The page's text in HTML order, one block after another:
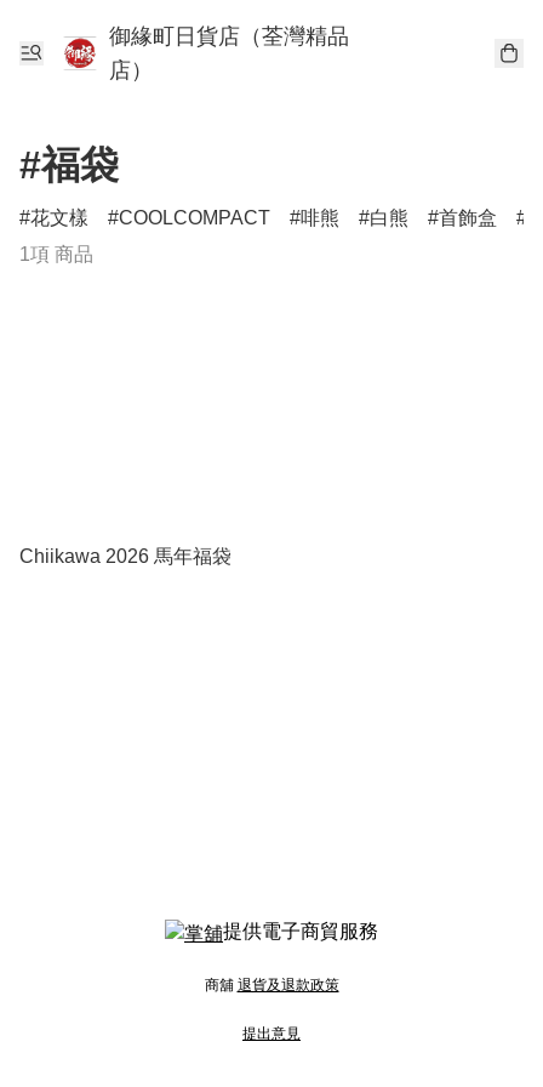
御緣町日貨店（荃灣精品
店）
#福袋
花文樣 COOLCOMPACT 啡熊 白熊 首飾盒
1項 商品
Chiikawa 2026 馬年福袋
提供電子商貿服務
商舖 退貨及退款政策
提出意見